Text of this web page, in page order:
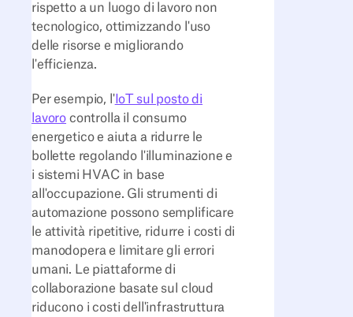
rispetto a un luogo di lavoro non
tecnologico, ottimizzando l'uso
delle risorse e migliorando
l'efficienza.
Per esempio, l'IoT sul posto di
lavoro controlla il consumo
energetico e aiuta a ridurre le
bollette regolando l'illuminazione e
i sistemi HVAC in base
all'occupazione. Gli strumenti di
automazione possono semplificare
le attività ripetitive, ridurre i costi di
manodopera e limitare gli errori
umani. Le piattaforme di
collaborazione basate sul cloud
riducono i costi dell'infrastruttura